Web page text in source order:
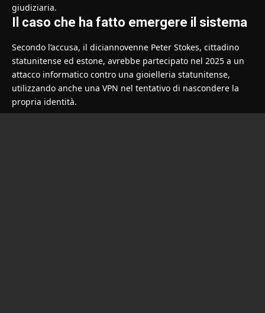
giudiziaria.
Il caso che ha fatto emergere il sistema
Secondo l’accusa, il diciannovenne Peter Stokes, cittadino
statunitense ed estone, avrebbe partecipato nel 2025 a un
attacco informatico contro una gioielleria statunitense,
utilizzando anche una VPN nel tentativo di nascondere la
propria identità.